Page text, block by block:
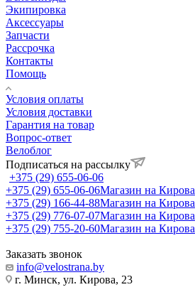
Экипировка
Аксессуары
Запчасти
Рассрочка
Контакты
Помощь
Условия оплаты
Условия доставки
Гарантия на товар
Вопрос-ответ
Велоблог
Подписаться на рассылку
+375 (29) 655-06-06
+375 (29) 655-06-06Магазин на Кирова
+375 (29) 166-44-88Магазин на Кирова
+375 (29) 776-07-07Магазин на Кирова
+375 (29) 755-20-60Магазин на Кирова
Заказать звонок
info@velostrana.by
г. Минск, ул. Кирова, 23